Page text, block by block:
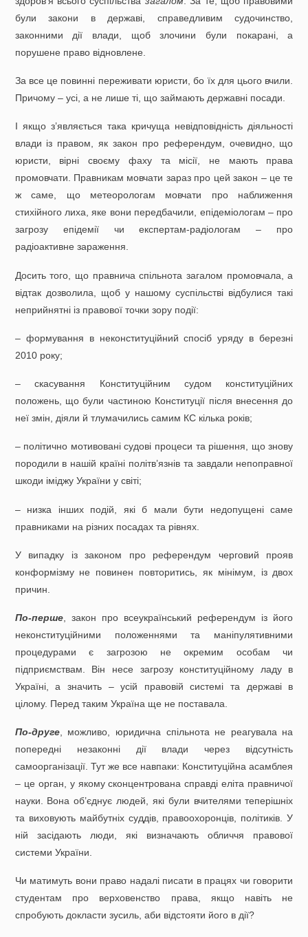
були закони в державі, справедливим судочинство,
законними дії влади, щоб злочини були покарані, а
порушене право відновлене.
За все це повинні переживати юристи, бо їх для цього вчили.
Причому – усі, а не лише ті, що займають державні посади.
І якщо з’являється така кричуща невідповідність діяльності
влади із правом, як закон про референдум, очевидно, що
юристи, вірні своєму фаху та місії, не мають права
промовчати. Правникам мовчати зараз про цей закон – це те
ж саме, що метеорологам мовчати про наближення
стихійного лиха, яке вони передбачили, епідеміологам – про
загрозу епідемії чи експертам-радіологам – про
радіоактивне зараження.
Досить того, що правнича спільнота загалом промовчала, а
відтак дозволила, щоб у нашому суспільстві відбулися такі
неприйнятні із правової точки зору події:
– формування в неконституційний спосіб уряду в березні
2010 року;
– скасування Конституційним судом конституційних
положень, що були частиною Конституції після внесення до
неї змін, діяли й тлумачились самим КС кілька років;
– політично мотивовані судові процеси та рішення, що знову
породили в нашій країні політв’язнів та завдали непоправної
шкоди іміджу України у світі;
– низка інших подій, які б мали бути недопущені саме
правниками на різних посадах та рівнях.
У випадку із законом про референдум черговий прояв
конформізму не повинен повторитись, як мінімум, із двох
причин.
По-перше, закон про всеукраїнський референдум із його
неконституційними положеннями та маніпулятивними
процедурами є загрозою не окремим особам чи
підприємствам. Він несе загрозу конституційному ладу в
Україні, а значить – усій правовій системі та державі в
цілому. Перед таким Україна ще не поставала.
По-друге, можливо, юридична спільнота не реагувала на
попередні незаконні дії влади через відсутність
самоорганізації. Тут же все навпаки: Конституційна асамблея
– це орган, у якому сконцентрована справді еліта правничої
науки. Вона об’єднує людей, які були вчителями теперішніх
та виховують майбутніх суддів, правоохоронців, політиків. У
ній засідають люди, які визначають обличчя правової
системи України.
Чи матимуть вони право надалі писати в працях чи говорити
студентам про верховенство права, якщо навіть не
спробують докласти зусиль, аби відстояти його в дії?